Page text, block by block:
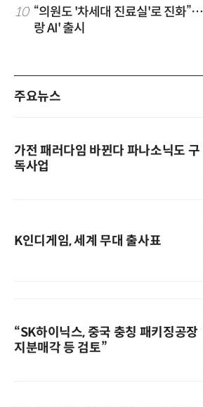
10 “의원도 '차세대 진료실'로 진화
랑 AI' 출시
주요뉴스
가전 패러다임 바뀐다 파나소닉도 구
독사업
K인디게임, 세계 무대 출사표
“SK하이닉스, 중국 충칭 패키징공장
지분매각 등 검토”